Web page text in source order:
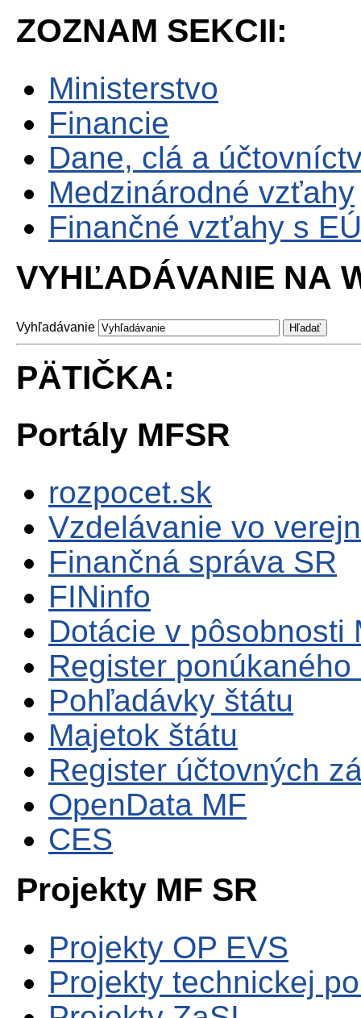
ZOZNAM SEKCII:
Ministerstvo
Financie
Dane, clá a
Medzinárodné vzťahy
Finančné vzťahy s EÚ
VYHĽADÁVANIE NA
Vyhľadávanie
PÄTIČKA:
Portály MFSR
rozpocet.sk
Vzdelávanie vo
Finančná správa SR
FINinfo
Dotácie v pôsobnosti
Register
Pohľadávky štátu
Majetok štátu
Register účtovných
OpenData MF
CES
Projekty MF SR
Projekty OP EVS
Projekty technickej